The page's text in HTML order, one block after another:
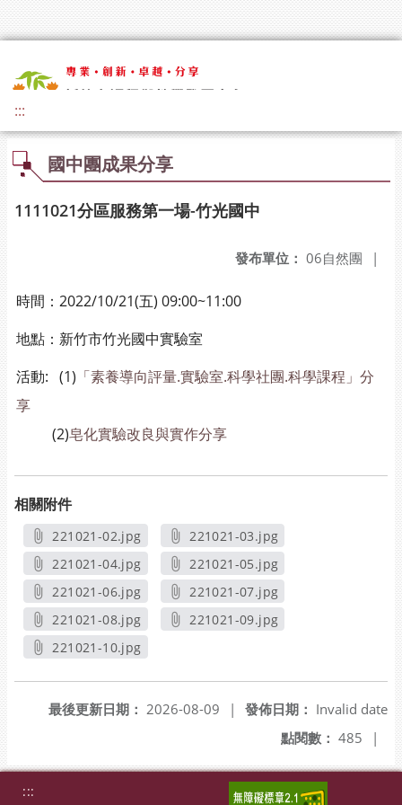
:::
國中團成果分享
1111021分區服務第一場-竹光國中
發布單位： 06自然團 |
時間：2022/10/21(五) 09:00~11:00
地點：新竹市竹光國中實驗室
活動: (1) 「素養導向評量.實驗室.科學社團.科學課程」分
享
(2)皂化實驗改良與實作分享
相關附件
221021-02.jpg
另開新視窗
221021-03.jpg
另開新視窗
221021-04.jpg
另開新視窗
221021-05.jpg
另開新視窗
221021-06.jpg
另開新視窗
221021-07.jpg
另開新視窗
221021-08.jpg
另開新視窗
221021-09.jpg
221021-10.jpg
發佈日期： Invalid date
最後更新日期： 2026-08-09
|
點閱數： 485 |
:::